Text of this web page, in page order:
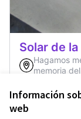
Información
web
Solar de
Hagamos
memoria